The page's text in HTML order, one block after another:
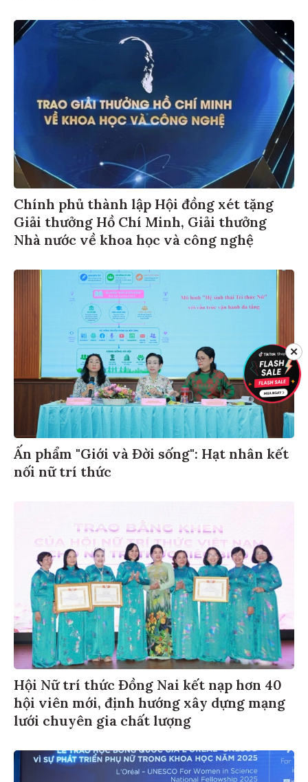
Chính phủ thành lập Hội đồng xét tặng
Giải thưởng Hồ Chí Minh, Giải thưởng
Nhà nước về khoa học và công nghệ
Ấn phẩm "Giới và Đời sống": Hạt nhân kết
nối nữ trí thức
Hội Nữ trí thức Đồng Nai kết nạp hơn 40
hội viên mới, định hướng xây dựng mạng
lưới chuyên gia chất lượng
✕